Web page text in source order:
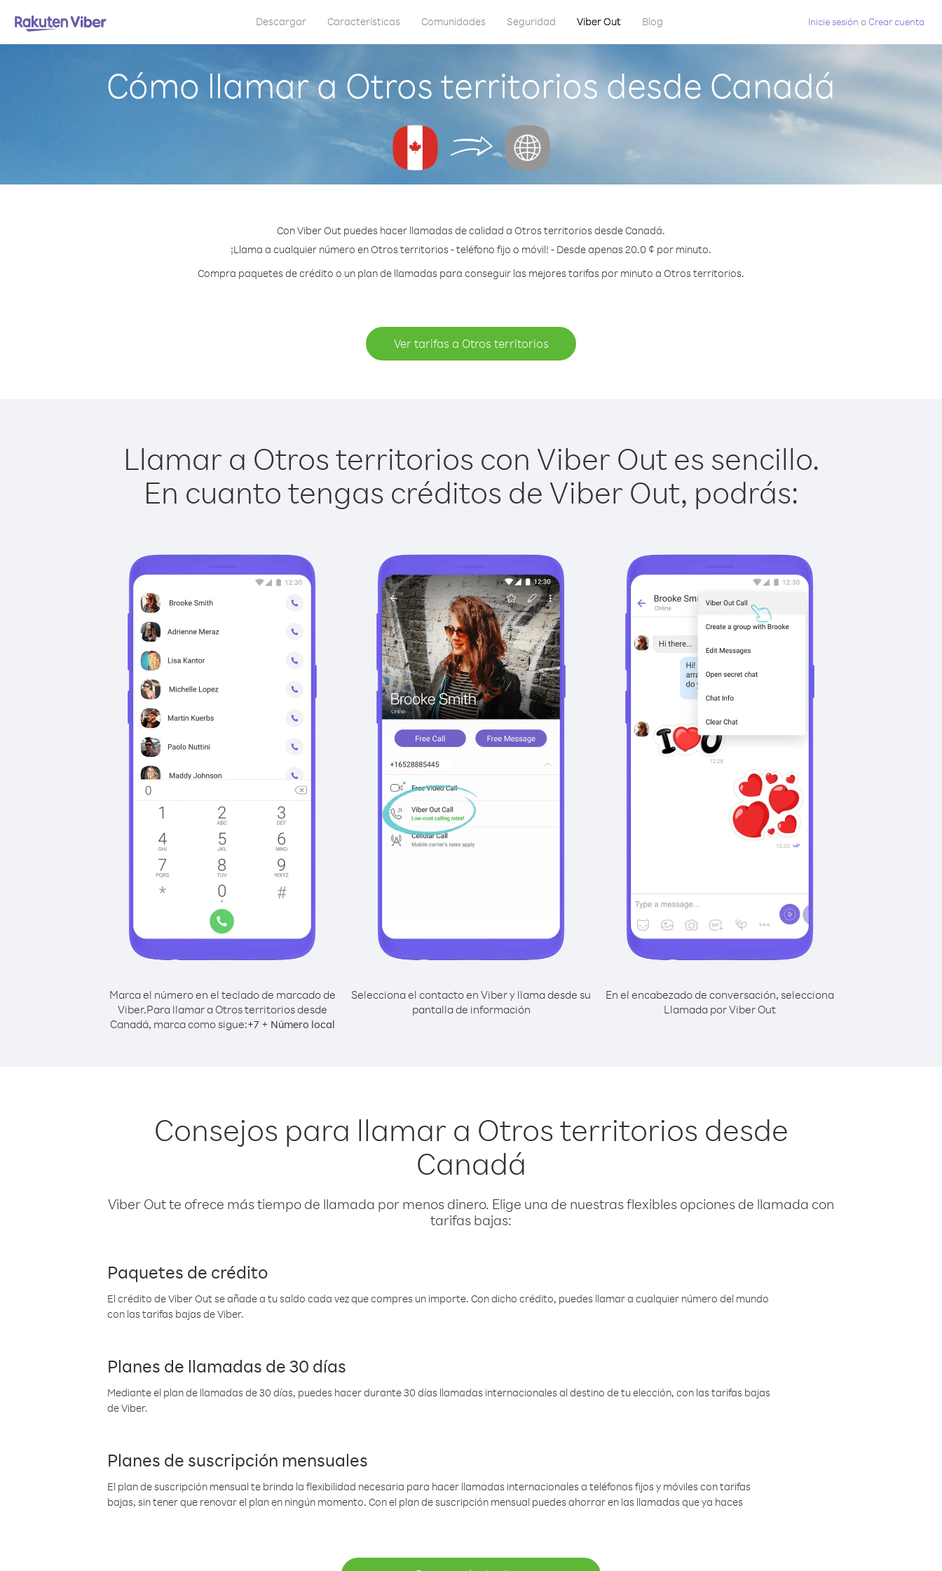
Descargar Características Comunidades Seguridad Viber Out Blog Inicie sesión oCrear cuenta
Cómo llamar a Otros territorios desde Canadá
Con Viber Out puedes hacer llamadas de calidad a Otros territorios desde Canadá.
¡Llama a cualquier número en Otros territorios - teléfono fijo o móvil! - Desde apenas 20.0 ¢ por minuto.
Compra paquetes de crédito o un plan de llamadas para conseguir las mejores tarifas por minuto a Otros territorios.
Ver tarifas a Otros territorios
Llamar a Otros territorios con Viber Out es sencillo.
En cuanto tengas créditos de Viber Out, podrás:
Marca el número en el teclado de marcado de
Viber.Para llamar a Otros territorios desde
Canadá, marca como sigue:+7+ Número local
Selecciona el contacto en Viber y llama desde su
pantalla de información
En el encabezado de conversación, selecciona
Llamada por Viber Out
Consejos para llamar a Otros territorios desde
Canadá
Viber Out te ofrece más tiempo de llamada por menos dinero. Elige una de nuestras flexibles opciones de llamada con
tarifas bajas:
Paquetes de crédito
El crédito de Viber Out se añade a tu saldo cada vez que compres un importe. Con dicho crédito, puedes llamar a cualquier número del mundo
con las tarifas bajas de Viber.
Planes de llamadas de 30 días
Mediante el plan de llamadas de 30 días, puedes hacer durante 30 días llamadas internacionales al destino de tu elección, con las tarifas bajas
de Viber.
Planes de suscripción mensuales
El plan de suscripción mensual te brinda la flexibilidad necesaria para hacer llamadas internacionales a teléfonos fijos y móviles con tarifas
bajas, sin tener que renovar el plan en ningún momento. Con el plan de suscripción mensual puedes ahorrar en las llamadas que ya haces